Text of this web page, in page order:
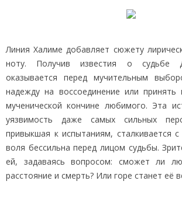
Линия Халиме добавляет сюжету
ноту. Получив известия о судьбе
оказывается перед мучительным
надежду на воссоединение или принять
мученической кончине любимого. Эта
уязвимость даже самых сильных
привыкшая к испытаниям, сталкивается с
воля бессильна перед лицом судьбы.
ей, задаваясь вопросом: сможет ли
расстояние и смерть? Или горе станет её